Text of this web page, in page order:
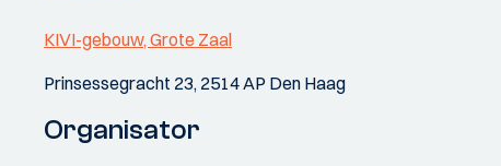
KIVI-gebouw, Grote Zaal
Prinsessegracht 23, 2514 AP Den Haag
Organisator